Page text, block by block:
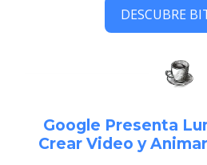
DESCUBRE
Google Presenta
Crear Video y